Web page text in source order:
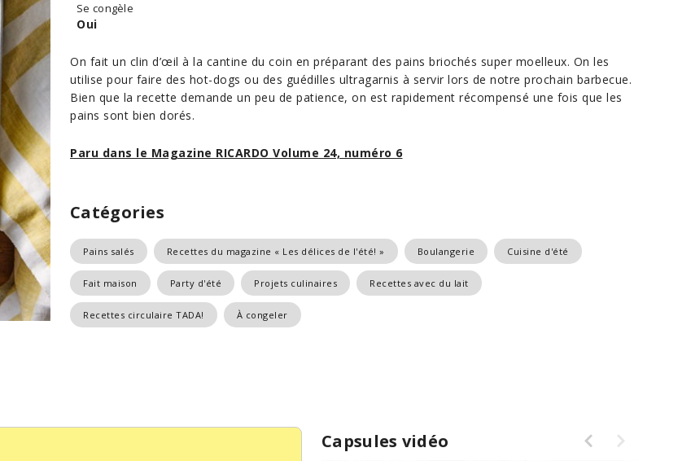
Se congèle
Oui
On fait un clin d’œil à la cantine du coin en préparant des pains briochés super moelleux. On les
utilise pour faire des hot-dogs ou des guédilles ultragarnis à servir lors de notre prochain barbecue.
Bien que la recette demande un peu de patience, on est rapidement récompensé une fois que les
pains sont bien dorés.
Paru dans le Magazine RICARDO Volume 24, numéro 6
Catégories
Pains salés Recettes du magazine « Les délices de l'été! » Boulangerie Cuisine d'été
Fait maison Party d'été Projets culinaires Recettes avec du lait
Recettes circulaire TADA! À congeler
Capsules vidéo